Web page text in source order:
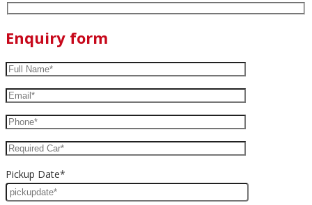
Enquiry form
Pickup Date*